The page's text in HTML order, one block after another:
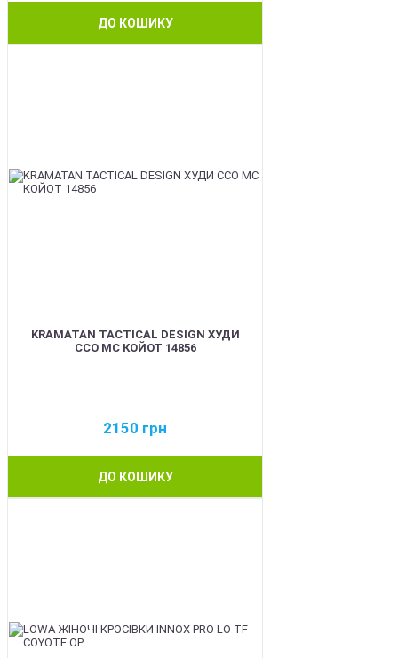
ДО КОШИКУ
KRAMATAN TACTICAL DESIGN ХУДИ
ССО МС КОЙОТ 14856
2150 грн
ДО КОШИКУ